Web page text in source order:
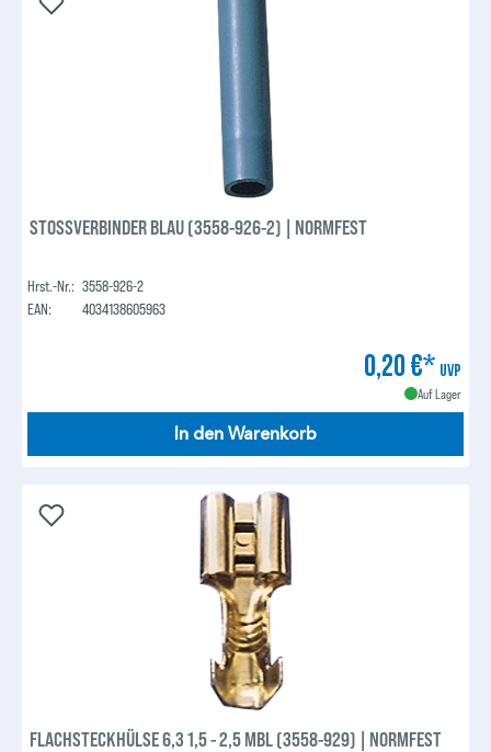
STOSSVERBINDER BLAU (3558-926-2) | NORMFEST
Hrst.-Nr.: 3558-926-2
EAN:
4034138605963
0,20 €* UVP
Auf Lager
In den Warenkorb
FLACHSTECKHÜLSE 6,3 1,5 - 2,5 MBL (3558-929) | NORMFEST